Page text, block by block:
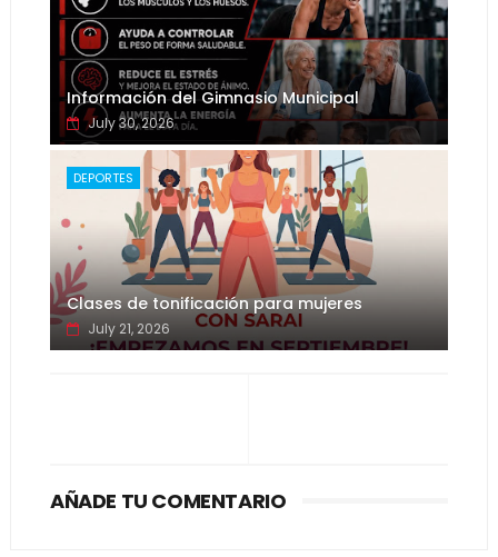
Información del Gimnasio Municipal
July 30, 2026
DEPORTES
Clases de tonificación para mujeres
July 21, 2026
AÑADE TU COMENTARIO